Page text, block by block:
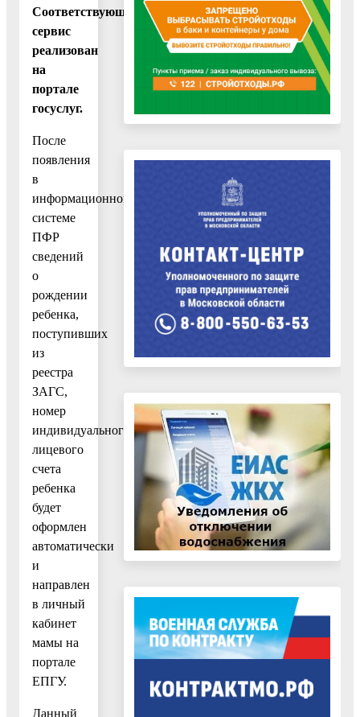
Соответствующий
сервис
реализован
на
портале
госуслуг.
После
появления
в
информационной
системе
ПФР
сведений
о
рождении
ребенка,
поступивших
из
реестра
ЗАГС,
номер
индивидуального
лицевого
счета
ребенка
будет
оформлен
автоматически
и
направлен
в личный
кабинет
мамы на
портале
ЕПГУ.
Данный